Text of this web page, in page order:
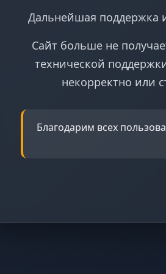
Дальнейшая поддержка
Сайт больше не
технической
некорректно или
Благодарим всех